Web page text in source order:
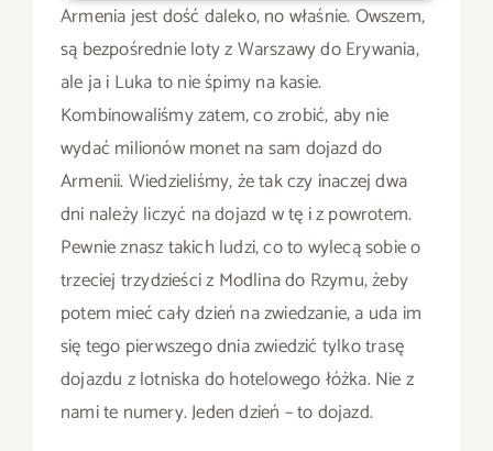
Armenia jest dość daleko, no właśnie. Owszem,
są bezpośrednie loty z Warszawy do Erywania,
ale ja i Luka to nie śpimy na kasie.
Kombinowaliśmy zatem, co zrobić, aby nie
wydać milionów monet na sam dojazd do
Armenii. Wiedzieliśmy, że tak czy inaczej dwa
dni należy liczyć na dojazd w tę i z powrotem.
Pewnie znasz takich ludzi, co to wylecą sobie o
trzeciej trzydzieści z Modlina do Rzymu, żeby
potem mieć cały dzień na zwiedzanie, a uda im
się tego pierwszego dnia zwiedzić tylko trasę
dojazdu z lotniska do hotelowego łóżka. Nie z
nami te numery. Jeden dzień – to dojazd.